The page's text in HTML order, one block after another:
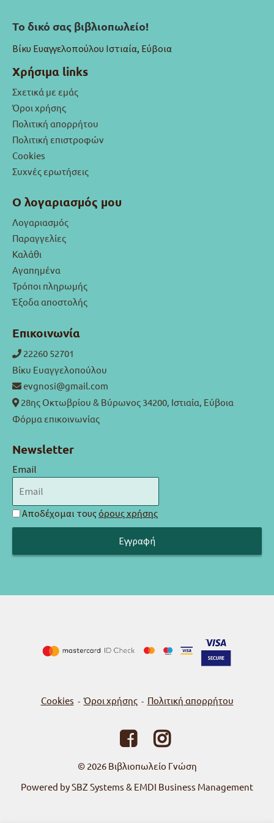
Το δικό σας βιβλιοπωλείο!
Βίκυ Ευαγγελοπούλου Ιστιαία, Εύβοια
Χρήσιμα links
Σχετικά με εμάς
Όροι χρήσης
Πολιτική απορρήτου
Πολιτική επιστροφών
Cookies
Συχνές ερωτήσεις
Ο λογαριασμός μου
Λογαριασμός
Παραγγελίες
Καλάθι
Αγαπημένα
Τρόποι πληρωμής
Έξοδα αποστολής
Επικοινωνία
22260 52701
Βίκυ Ευαγγελοπούλου
evgnosi@gmail.com
28ης Οκτωβρίου & Βύρωνος 34200, Ιστιαία, Εύβοια
Φόρμα επικοινωνίας
Newsletter
Email
Αποδέχομαι τους όρους χρήσης
Cookies - Όροι χρήσης - Πολιτική απορρήτου
© 2026 Βιβλιοπωλείο Γνώση
Powered by SBZ Systems & EMDI Business Management